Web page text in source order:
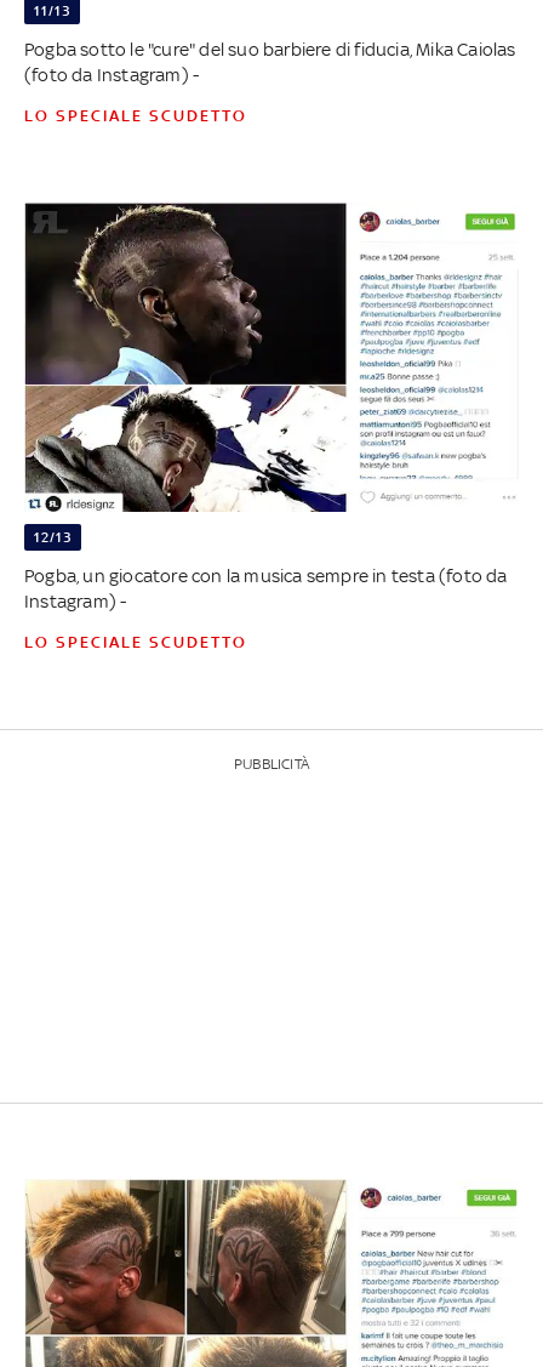
11/13
Pogba sotto le "cure" del suo barbiere di fiducia, Mika Caiolas
(foto da Instagram) -
LO SPECIALE SCUDETTO
12/13
Pogba, un giocatore con la musica sempre in testa (foto da
Instagram) -
LO SPECIALE SCUDETTO
PUBBLICITÀ